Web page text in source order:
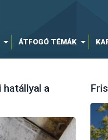
ÁTFOGÓ TÉMÁK
a